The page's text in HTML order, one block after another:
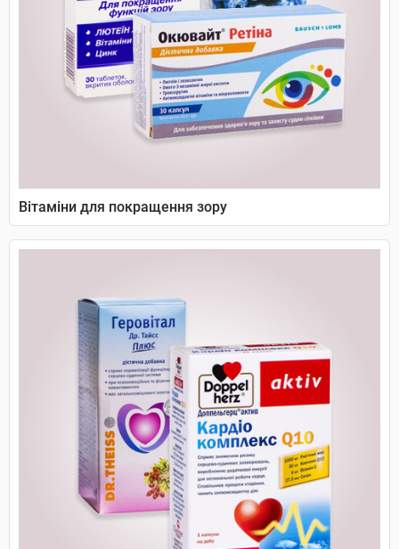
Вітаміни для покращення зору